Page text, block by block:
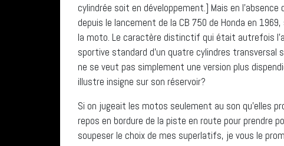
cylindrée soit en développement.] Mais en
depuis le lancement de la CB 750 de Honda en
la moto. Le caractère distinctif qui était autrefois
sportive standard d’un quatre cylindres transversal
ne se veut pas simplement une version plus
illustre insigne sur son réservoir?
Si on jugeait les motos seulement au son qu’elles
repos en bordure de la piste en route pour prendre
soupeser le choix de mes superlatifs, je vous le